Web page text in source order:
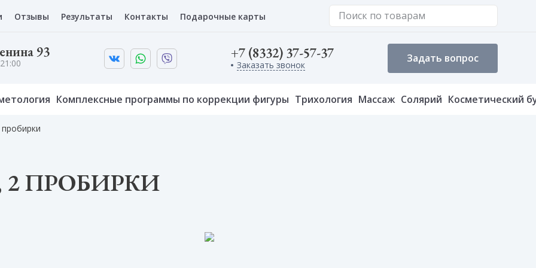
Отзывы Результаты Контакты Подарочные карты
93 +7 (8332) 37-57-37
Заказать звонок
Задать вопрос
Комплексные программы по коррекции фигуры Трихология Массаж Солярий Косметический
ПРОБИРКИ